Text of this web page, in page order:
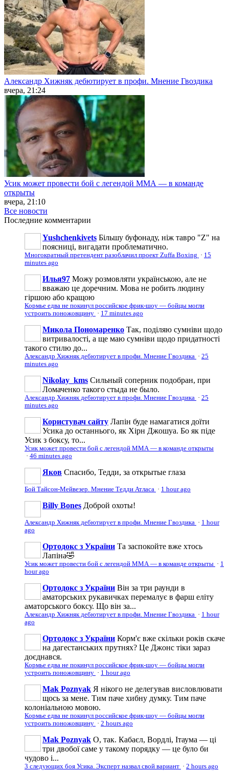
Александр Хижняк дебютирует в профи. Мнение Гвоздика
вчера, 21:24
Усик может провести бой с легендой ММА — в команде
открыты
вчера, 21:10
Все новости
Последние комментарии
Yushchenkivets Більшу буфонаду, ніж тавро "Z" на
поясниці, вигадати проблематично.
Многократный претендент разоблачил проект Zuffa Boxing · 15
minutes ago
Илья97 Можу розмовляти українською, але не
вважаю це доречним. Мова не робить людину
гіршою або кращою
Кормье едва не покинул российское фрик-шоу — бойцы могли
устроить поножовщину · 17 minutes ago
Микола Пономаренко Так, поділяю сумніви щодо
витривалості, а ще маю сумніви щодо придатності
такого стилю до...
Александр Хижняк дебютирует в профи. Мнение Гвоздика · 25
minutes ago
Nikolay_kms Сильный соперник подобран, при
Ломаченко такого стыда не было.
Александр Хижняк дебютирует в профи. Мнение Гвоздика · 25
minutes ago
Користувач сайту Лапін буде намагатися доїти
Усика до останнього, як Хірн Джошуа. Бо як піде
Усик з боксу, то...
Усик может провести бой с легендой ММА — в команде открыты
· 46 minutes ago
Яков Спасибо, Тедди, за открытые глаза
Бой Тайсон-Мейвезер. Мнение Тедди Атласа · 1 hour ago
Billy Bones Доброй охоты!
Александр Хижняк дебютирует в профи. Мнение Гвоздика · 1 hour
ago
Ортодокс з України Та заспокойте вже хтось
Лапіна🤣
Усик может провести бой с легендой ММА — в команде открыты · 1
hour ago
Ортодокс з України Він за три раунди в
аматорських рукавичках перемалує в фарш еліту
аматорського боксу. Що він за...
Александр Хижняк дебютирует в профи. Мнение Гвоздика · 1 hour
ago
Ортодокс з України Корм'є вже скільки років скаче
на дагестанських прутнях? Це Джонс тіки зараз
доєднався.
Кормье едва не покинул российское фрик-шоу — бойцы могли
устроить поножовщину · 1 hour ago
Mak Poznyak Я нікого не делегував висловлювати
щось за мене. Тим паче хибну думку. Тим паче
колоніальною мовою.
Кормье едва не покинул российское фрик-шоу — бойцы могли
устроить поножовщину · 2 hours ago
Mak Poznyak О, так. Кабаєл, Вордлі, Ітаума — ці
три двобої саме у такому порядку — це було би
чудово і...
3 следующих боя Усика. Эксперт назвал свой вариант · 2 hours ago